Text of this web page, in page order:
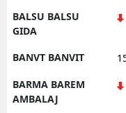
BALSU BALSU
GIDA
BANVT BANVIT
BARMA BAREM
AMBALAJ